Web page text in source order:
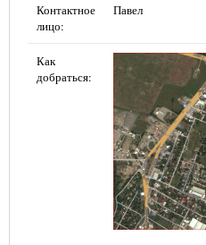
Контактное
лицо:
Павел
Как
добраться: